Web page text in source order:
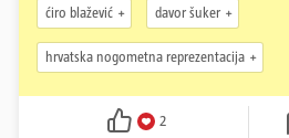
ćiro blažević davor šuker
hrvatska nogometna reprezentacija
2